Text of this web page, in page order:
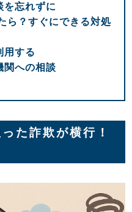
忘れずに
ら？すぐにできる対処
する
への相談
た詐欺が横行！